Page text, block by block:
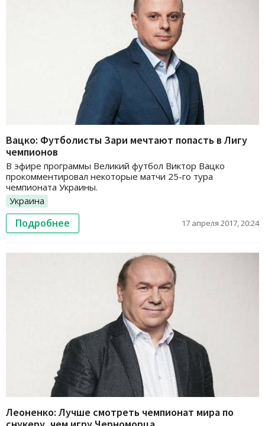
Вацко: Футболисты Зари мечтают попасть в Лигу
чемпионов
В эфире программы Великий футбол Виктор Вацко
прокомментировал некоторые матчи 25-го тура
чемпионата Украины.
Украина
Подробнее 17 апреля 2017, 20:24
Леоненко: Лучше смотреть чемпионат мира по